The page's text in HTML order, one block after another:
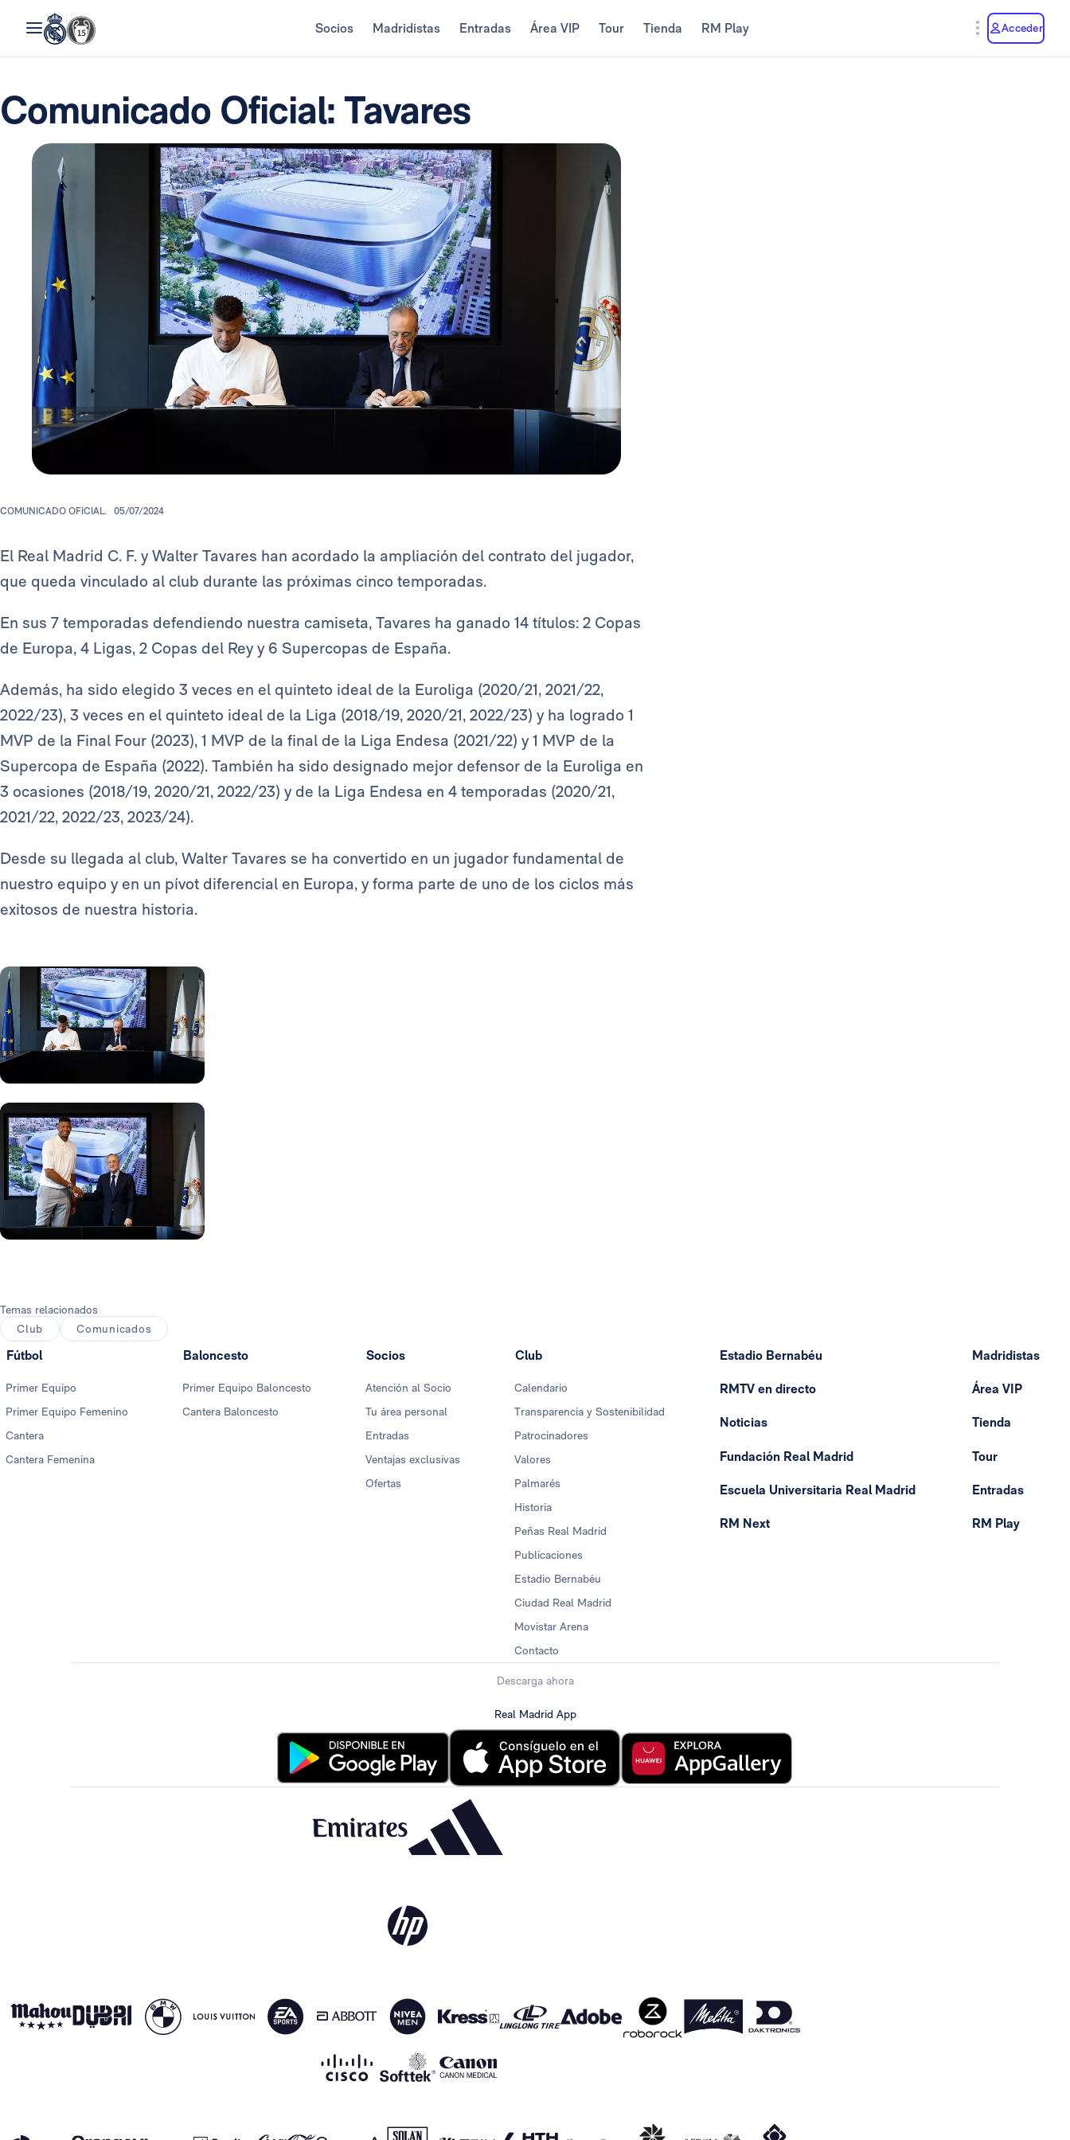
Socios Madridistas Entradas Área VIP Tour Tienda RM Play Acceder
Comunicado Oficial: Tavares
COMUNICADO OFICIAL. 05/07/2024
El Real Madrid C. F. y Walter Tavares han acordado la ampliación del contrato del jugador,
que queda vinculado al club durante las próximas cinco temporadas.
En sus 7 temporadas defendiendo nuestra camiseta, Tavares ha ganado 14 títulos: 2 Copas
de Europa, 4 Ligas, 2 Copas del Rey y 6 Supercopas de España.
Además, ha sido elegido 3 veces en el quinteto ideal de la Euroliga (2020/21, 2021/22,
2022/23), 3 veces en el quinteto ideal de la Liga (2018/19, 2020/21, 2022/23) y ha logrado 1
MVP de la Final Four (2023), 1 MVP de la final de la Liga Endesa (2021/22) y 1 MVP de la
Supercopa de España (2022). También ha sido designado mejor defensor de la Euroliga en
3 ocasiones (2018/19, 2020/21, 2022/23) y de la Liga Endesa en 4 temporadas (2020/21,
2021/22, 2022/23, 2023/24).
Desde su llegada al club, Walter Tavares se ha convertido en un jugador fundamental de
nuestro equipo y en un pívot diferencial en Europa, y forma parte de uno de los ciclos más
exitosos de nuestra historia.
Temas relacionados
Club
Comunicados
Fútbol
Primer Equipo
Primer Equipo Femenino
Cantera
Cantera Femenina
Baloncesto
Primer Equipo Baloncesto
Cantera Baloncesto
Socios
Atención al Socio
Tu área personal
Entradas
Ventajas exclusivas
Ofertas
Club
Calendario
Transparencia y Sostenibilidad
Patrocinadores
Valores
Palmarés
Historia
Peñas Real Madrid
Publicaciones
Estadio Bernabéu
Ciudad Real Madrid
Movistar Arena
Contacto
Estadio Bernabéu
RMTV en directo
Noticias
Fundación Real Madrid
Escuela Universitaria Real Madrid
RM Next
Madridistas
Área VIP
Tienda
Tour
Entradas
RM Play
Descarga ahora
Real Madrid App